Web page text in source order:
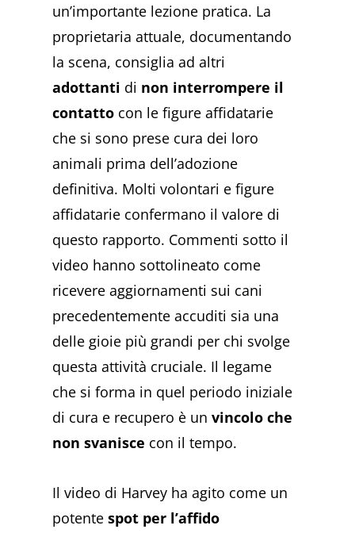
un’importante lezione pratica. La
proprietaria attuale, documentando
la scena, consiglia ad altri
adottanti di non interrompere il
contatto con le figure affidatarie
che si sono prese cura dei loro
animali prima dell’adozione
definitiva. Molti volontari e figure
affidatarie confermano il valore di
questo rapporto. Commenti sotto il
video hanno sottolineato come
ricevere aggiornamenti sui cani
precedentemente accuditi sia una
delle gioie più grandi per chi svolge
questa attività cruciale. Il legame
che si forma in quel periodo iniziale
di cura e recupero è unvincolo che
non svanisce con il tempo.
Il video di Harvey ha agito come un
potentespot per l’affido